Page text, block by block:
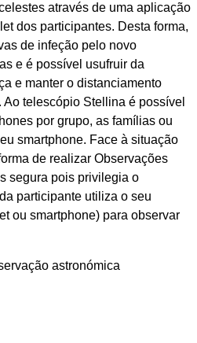
através de uma aplicação
dos participantes. Desta forma,
de infeção pelo novo
e é possível usufruir da
e manter o distanciamento
telescópio Stellina é possível
por grupo, as famílias ou
smartphone. Face à situação
de realizar Observações
segura pois privilegia o
participante utiliza o seu
ou smartphone) para observar
astronómica